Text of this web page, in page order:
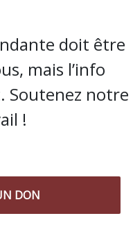
dudoit être
mais l’info
Soutenez notre
!
DON